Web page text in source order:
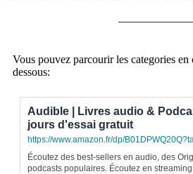
Vous pouvez parcourir les categories
dessous:
Audible | Livres audio &
jours d'essai gratuit
https://www.amazon.fr/dp/
Écoutez des best-sellers en audio, des
podcasts populaires. Écoutez en